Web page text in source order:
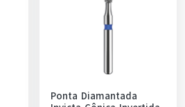
Ponta Diamantada